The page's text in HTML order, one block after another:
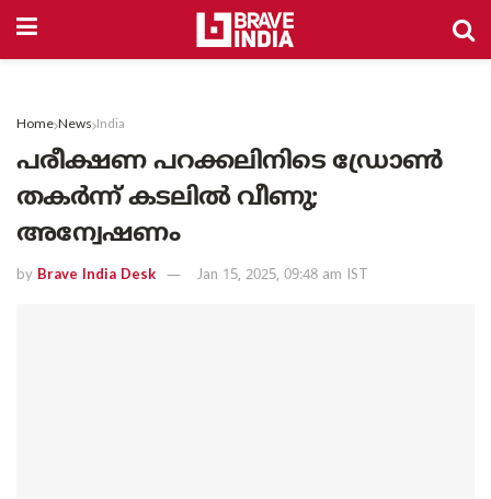
Home News India
പരീക്ഷണ പറക്കലിനിടെ ഡ്രോൺ
തകർന്ന് കടലിൽ വീണു;
അന്വേഷണം
by Brave India Desk Jan 15, 2025, 09:48 am IST